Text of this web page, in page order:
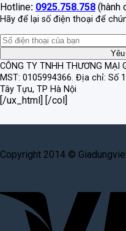
Hotline: 0925.758.758 (hành
Hãy để lại số điện thoại để
CÔNG TY TNHH THƯƠNG MẠI
MST: 0105994366. Địa chỉ: Số
Tây Tựu, TP Hà Nội
[/ux_html] [/col]
Copyright 2014 ©